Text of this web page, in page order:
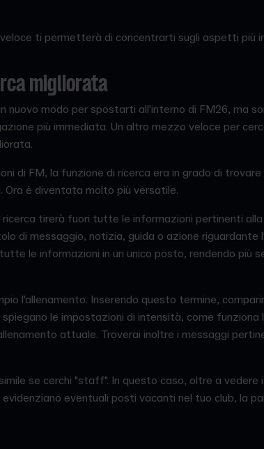
ti permetterà di concentrarti sugli aspetti più
migliorata
nuovo modo per spostarti all'interno di FM26, ma
più immediata. Un altro mezzo veloce per
di FM, la funzione di ricerca era in grado di
Ora è diventata molto più versatile.
ricerca tirerà fuori tutte le informazioni pertinenti
di messaggio, notizia, guida o azione
le informazioni in un unico posto, rendendo più
l'allenamento. Inserendo questo termine,
le impostazioni di intensità, come funziona
attuale. Troverai inoltre i messaggi
se cerchi "staff". In questo caso, oltre a vedere
evidenziano eventuali posti vacanti nel tuo club, la